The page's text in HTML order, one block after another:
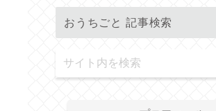
おうちごと 記事検索